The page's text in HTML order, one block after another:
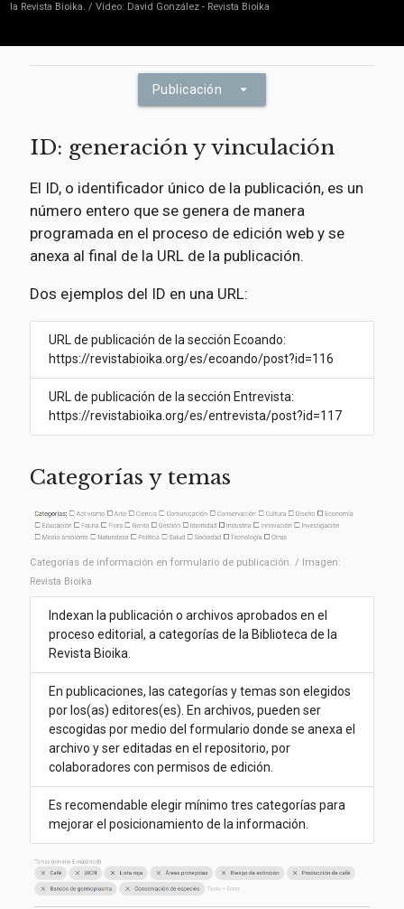
la Revista Bioika. / Vídeo: David González - Revista Bioika
arrow_drop_down
Publicación
ID: generación y vinculación
El ID, o identificador único de la publicación, es un
número entero que se genera de manera
programada en el proceso de edición web y se
anexa al final de la URL de la publicación.
Dos ejemplos del ID en una URL:
URL de publicación de la sección Ecoando:
https://revistabioika.org/es/ecoando/post?id=116
URL de publicación de la sección Entrevista:
https://revistabioika.org/es/entrevista/post?id=117
Categorías y temas
Categorías de información en formulario de publicación. / Imagen:
Revista Bioika
Indexan la publicación o archivos aprobados en el
proceso editorial, a categorías de la Biblioteca de la
Revista Bioika.
En publicaciones, las categorías y temas son elegidos
por los(as) editores(es). En archivos, pueden ser
escogidas por medio del formulario donde se anexa el
archivo y ser editadas en el repositorio, por
colaboradores con permisos de edición.
Es recomendable elegir mínimo tres categorías para
mejorar el posicionamiento de la información.